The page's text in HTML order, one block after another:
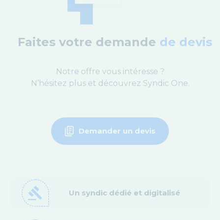
Faites votre demande de devis
Notre offre vous intéresse ?
N’hésitez plus et découvrez Syndic One.
Demander un devis
gavel Un syndic dédié et digitalisé